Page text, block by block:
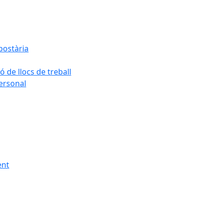
de llocs de treball